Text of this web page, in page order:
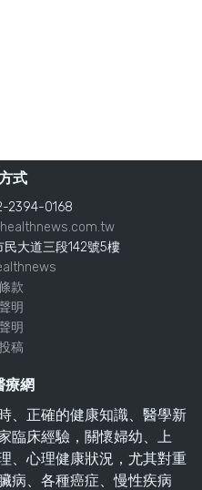
式
2394-0168
大道三段142號5樓
款
明
明
稿
療網
、正確的健康知識、醫學新
臨床經驗，關懷婦幼、上
、心理健康狀況，尤其對重
病、各種癌症、慢性疾病